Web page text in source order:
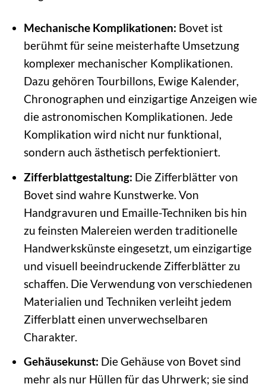
Mechanische Komplikationen: Bovet ist
berühmt für seine meisterhafte Umsetzung
komplexer mechanischer Komplikationen.
Dazu gehören Tourbillons, Ewige Kalender,
Chronographen und einzigartige Anzeigen wie
die astronomischen Komplikationen. Jede
Komplikation wird nicht nur funktional,
sondern auch ästhetisch perfektioniert.
Zifferblattgestaltung: Die Zifferblätter von
Bovet sind wahre Kunstwerke. Von
Handgravuren und Emaille-Techniken bis hin
zu feinsten Malereien werden traditionelle
Handwerkskünste eingesetzt, um einzigartige
und visuell beeindruckende Zifferblätter zu
schaffen. Die Verwendung von verschiedenen
Materialien und Techniken verleiht jedem
Zifferblatt einen unverwechselbaren
Charakter.
Gehäusekunst: Die Gehäuse von Bovet sind
mehr als nur Hüllen für das Uhrwerk; sie sind